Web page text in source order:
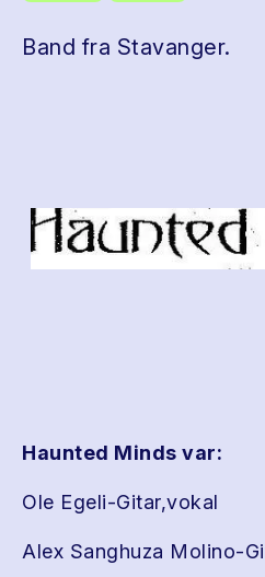
Band fra Stavanger.
Haunted Minds var:
Ole Egeli-Gitar,vokal
Alex Sanghuza Molino-